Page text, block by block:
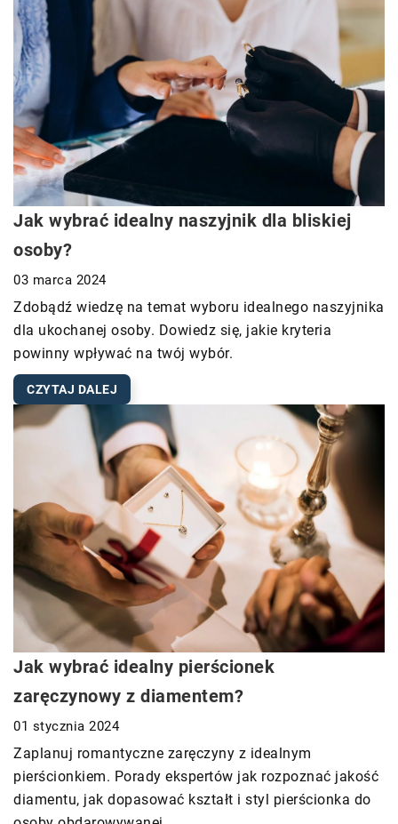
Jak wybrać idealny naszyjnik dla bliskiej
osoby?
03 marca 2024
Zdobądź wiedzę na temat wyboru idealnego naszyjnika
dla ukochanej osoby. Dowiedz się, jakie kryteria
powinny wpływać na twój wybór.
CZYTAJ DALEJ
Jak wybrać idealny pierścionek
zaręczynowy z diamentem?
01 stycznia 2024
Zaplanuj romantyczne zaręczyny z idealnym
pierścionkiem. Porady ekspertów jak rozpoznać jakość
diamentu, jak dopasować kształt i styl pierścionka do